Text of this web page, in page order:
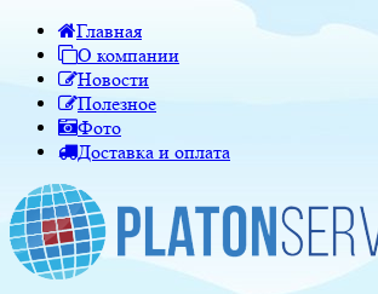
Главная
О компании
Новости
Полезное
Фото
Доставка и оплата